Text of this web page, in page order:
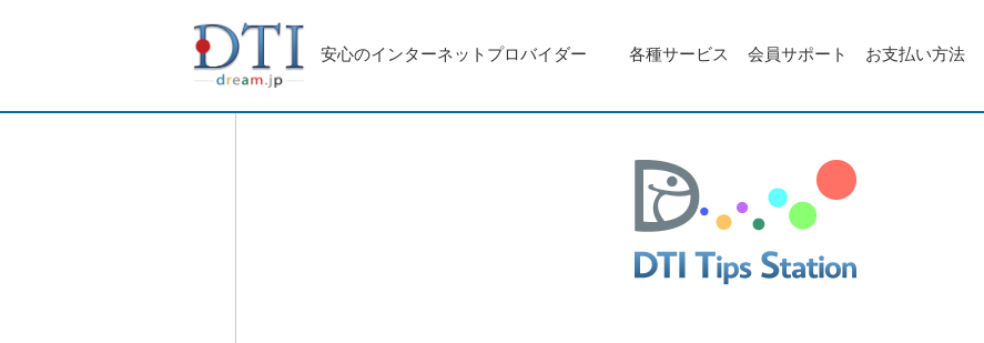
安心のインターネットプロバイダー 各種サービス 会員サポート お支払い方法